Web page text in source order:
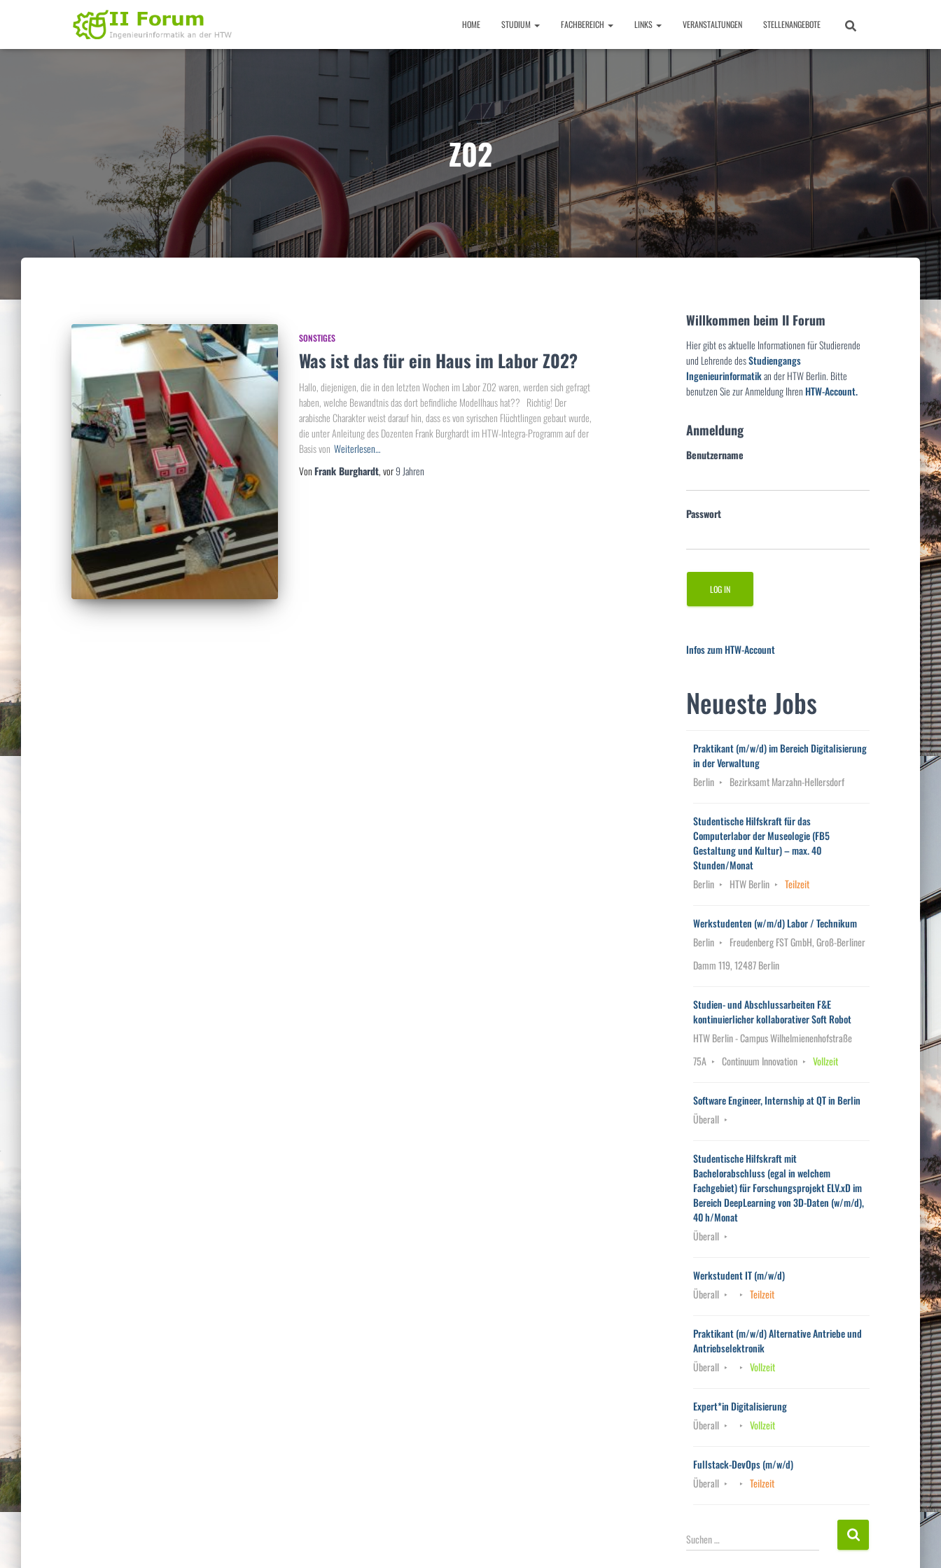
HOME STUDIUM FACHBEREICH LINKS VERANSTALTUNGEN STELLENANGEBOTE
Z02
SONSTIGES
Was ist das für ein Haus im Labor Z02?
Hallo, diejenigen, die in den letzten Wochen im Labor Z02 waren, werden sich gefragt
haben, welche Bewandtnis das dort befindliche Modellhaus hat?? Richtig! Der
arabische Charakter weist darauf hin, dass es von syrischen Flüchtlingen gebaut wurde,
die unter Anleitung des Dozenten Frank Burghardt im HTW-Integra-Programm auf der
Basis von Weiterlesen…
VonFrank Burghardt, vor9 Jahren
Willkommen beim II Forum
Hier gibt es aktuelle Informationen für Studierende
und Lehrende desStudiengangs
Ingenieurinformatikan der HTW Berlin. Bitte
benutzen Sie zur Anmeldung IhrenHTW-Account.
Anmeldung
Benutzername
Passwort
Infos zum HTW-Account
Neueste Jobs
Praktikant (m/w/d) im Bereich Digitalisierung
in der Verwaltung
Berlin
Bezirksamt Marzahn-Hellersdorf
Studentische Hilfskraft für das
Computerlabor der Museologie (FB5
Gestaltung und Kultur) – max. 40
Stunden/Monat
Berlin
HTW Berlin Teilzeit
Werkstudenten (w/m/d) Labor / Technikum
Berlin
Freudenberg FST GmbH, Groß-Berliner
Damm 119, 12487 Berlin
Studien- und Abschlussarbeiten F&E
kontinuierlicher kollaborativer Soft Robot
HTW Berlin - Campus Wilhelmienenhofstraße
75A
Continuum Innovation Vollzeit
Software Engineer, Internship at QT in Berlin
Überall
Studentische Hilfskraft mit
Bachelorabschluss (egal in welchem
Fachgebiet) für Forschungsprojekt ELV.xD im
Bereich DeepLearning von 3D-Daten (w/m/d),
40 h/Monat
Überall
Werkstudent IT (m/w/d)
Überall
Teilzeit
Praktikant (m/w/d) Alternative Antriebe und
Antriebselektronik
Überall
Vollzeit
Expert*in Digitalisierung
Überall
Vollzeit
Fullstack-DevOps (m/w/d)
Überall
Teilzeit
S
u
Suchen …